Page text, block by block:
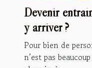
Devenir
y arriver ?
Pour bien de
n’est pas